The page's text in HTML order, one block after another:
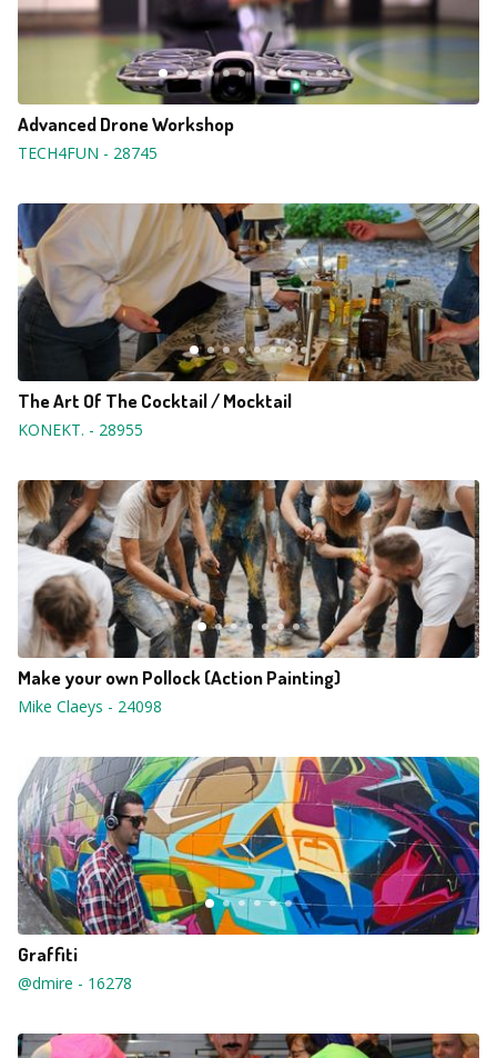
Advanced Drone Workshop
TECH4FUN - 28745
The Art Of The Cocktail / Mocktail
KONEKT. - 28955
Make your own Pollock (Action Painting)
Mike Claeys - 24098
Graffiti
@dmire - 16278